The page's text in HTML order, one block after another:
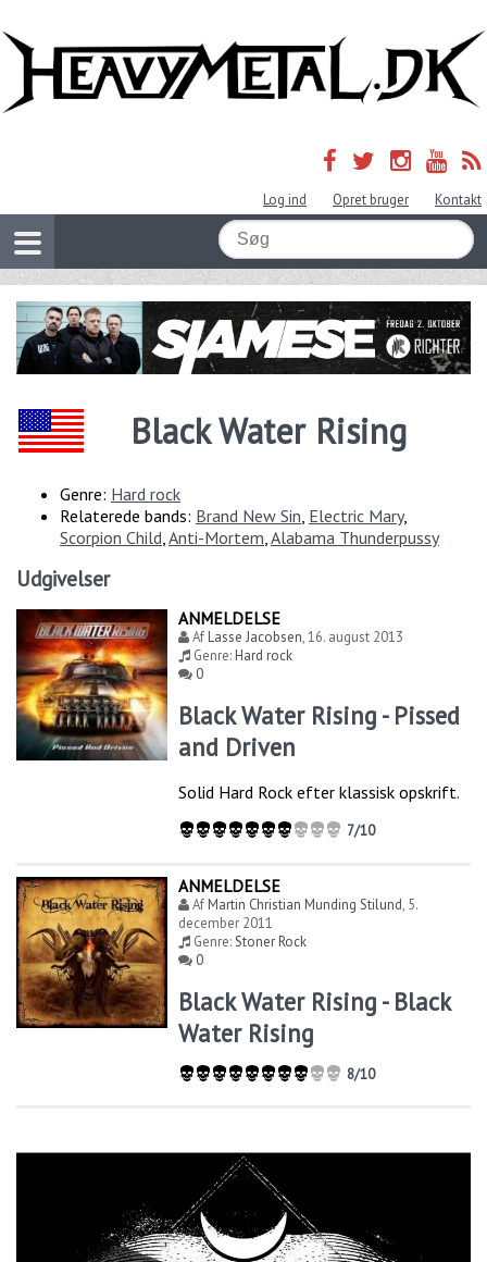
Log ind Opret bruger Kontakt
Black Water Rising
Genre: Hard rock
Relaterede bands: Brand New Sin Electric Mary,
Scorpion Child Anti-Mortem Alabama Thunderpussy
Udgivelser
ANMELDELSE
AfLasse Jacobsen,16. august 2013
Genre:Hard rock
0
Black Water Rising - Pissed
and Driven
Solid Hard Rock efter klassisk opskrift.
7/10
ANMELDELSE
AfMartin Christian Munding Stilund, 5.
december 2011
Genre:Stoner Rock
0
Black Water Rising - Black
Water Rising
8/10